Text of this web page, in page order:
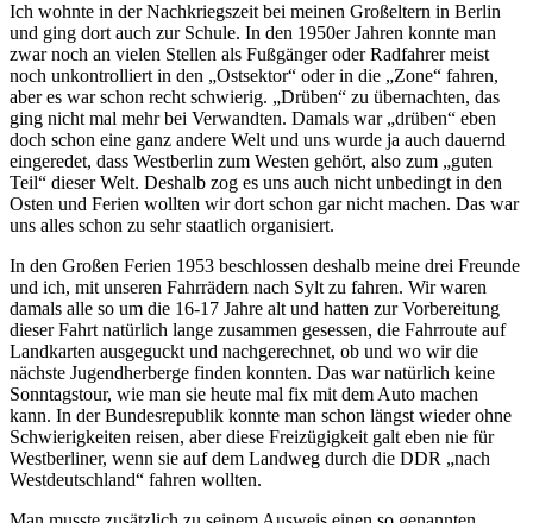
Ich wohnte in der Nachkriegszeit bei meinen Großeltern in Berlin
und ging dort auch zur Schule. In den 1950er Jahren konnte man
zwar noch an vielen Stellen als Fußgänger oder Radfahrer meist
noch unkontrolliert in den
Ostsektor oder in die Zone
fahren,
aber es war schon recht schwierig.
Drüben
zu übernachten, das
ging nicht mal mehr bei Verwandten. Damals war drüben
eben
doch schon eine ganz andere Welt und uns wurde ja auch dauernd
eingeredet, dass Westberlin zum Westen gehört, also zum
guten
Teil
dieser Welt. Deshalb zog es uns auch nicht unbedingt in den
Osten und Ferien wollten wir dort schon gar nicht machen. Das war
uns alles schon zu sehr staatlich organisiert.
In den Großen Ferien 1953 beschlossen deshalb meine drei Freunde
und ich, mit unseren Fahrrädern nach Sylt zu fahren. Wir waren
damals alle so um die 16-17 Jahre alt und hatten zur Vorbereitung
dieser Fahrt natürlich lange zusammen gesessen, die Fahrroute auf
Landkarten ausgeguckt und nachgerechnet, ob und wo wir die
nächste Jugendherberge finden konnten. Das war natürlich keine
Sonntagstour, wie man sie heute mal fix mit dem Auto machen
kann. In der Bundesrepublik konnte man schon längst wieder ohne
Schwierigkeiten reisen, aber diese Freizügigkeit galt eben nie für
Westberliner, wenn sie auf dem Landweg durch die DDR
nach
Westdeutschland
fahren wollten.